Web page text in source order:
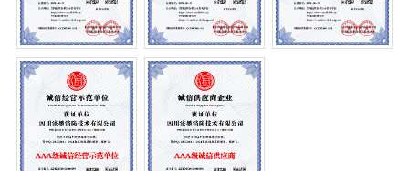
心
行
业
新
闻
公
司
资
讯
联
系
我
们